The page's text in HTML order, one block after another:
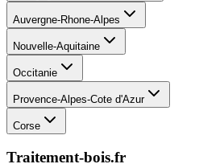
Auvergne-Rhone-Alpes
Nouvelle-Aquitaine
Occitanie
Provence-Alpes-Cote d'Azur
Corse
Traitement-bois.fr